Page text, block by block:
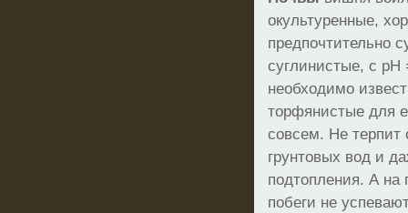
окультуренные,
предпочтительно
суглинистые, с
необходимо
торфянистые для
совсем. Не терпит
грунтовых вод и
подтопления. А на
побеги не